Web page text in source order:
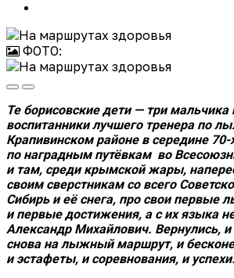
ФОТО:
Те борисовские дети — три мальчика
воспитанники лучшего тренера по
Крапивинском районе в середине 70-
по наградным путёвкам во
и там, среди крымской жары,
своим сверстникам со всего
Сибирь и её снега, про свои
и первые достижения, а с их языка
Александр Михайлович. Вернулись,
снова на лыжный маршрут, и
и эстафеты, и соревнования, и